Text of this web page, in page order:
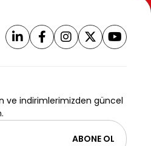
ve indirimlerimizden güncel
ABONE OL